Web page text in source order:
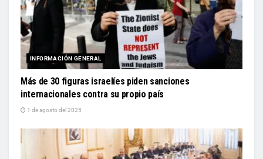
INFORMACIÓN GENERAL
Más de 30 figuras israelíes piden sanciones
internacionales contra su propio país
1 de agosto del 2025